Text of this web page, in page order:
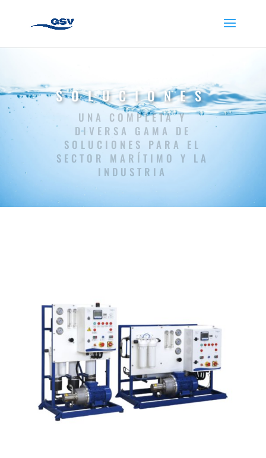
SOLUCIONES
UNA COMPLETA Y
DIVERSA GAMA DE
SOLUCIONES PARA EL
SECTOR MARÍTIMO Y LA
INDUSTRIA